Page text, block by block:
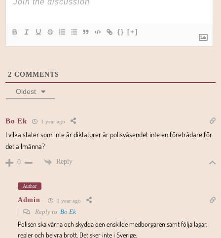
{} [+]
2 COMMENTS
Oldest
Bo Ek 1 year ago
I vilka stater som inte är diktaturer är polisväsendet inte en företrädare för
det allmänna?
0 Reply
Author
Admin 1 year ago
Reply to Bo Ek
Polisen ska värna och skydda den enskilde medborgaren samt följa lagar,
regler och beivra brott. Det sker inte i Sverige.